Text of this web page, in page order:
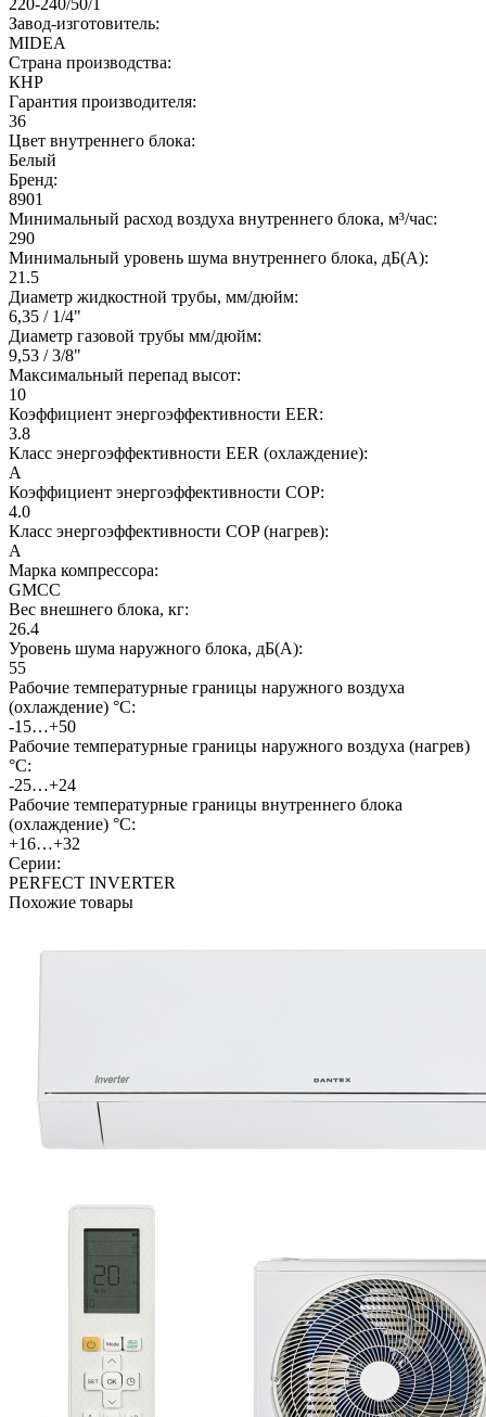
Завод-изготовитель:
MIDEA
Страна производства:
КНР
Гарантия производителя:
36
Цвет внутреннего блока:
Белый
Бренд:
8901
Минимальный расход воздуха внутреннего блока, м³/час:
290
Минимальный уровень шума внутреннего блока, дБ(А):
21.5
Диаметр жидкостной трубы, мм/дюйм:
6,35 / 1/4"
Диаметр газовой трубы мм/дюйм:
9,53 / 3/8"
Максимальный перепад высот:
10
Коэффициент энергоэффективности EER:
3.8
Класс энергоэффективности EER (охлаждение):
A
Коэффициент энергоэффективности COP:
4.0
Класс энергоэффективности COP (нагрев):
A
Марка компрессора:
GMCC
Вес внешнего блока, кг:
26.4
Уровень шума наружного блока, дБ(А):
55
Рабочие температурные границы наружного воздуха
(охлаждение) °C:
-15…+50
Рабочие температурные границы наружного воздуха (нагрев)
°C:
-25…+24
Рабочие температурные границы внутреннего блока
(охлаждение) °C:
+16…+32
Серии:
PERFECT INVERTER
Похожие товары